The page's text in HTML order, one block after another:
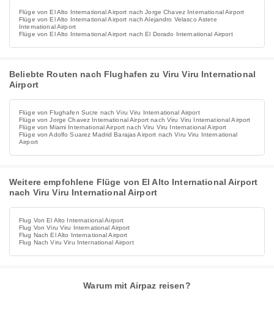
Flüge von El Alto International Airport nach Jorge Chavez International Airport
Flüge von El Alto International Airport nach Alejandro Velasco Astete
International Airport
Flüge von El Alto International Airport nach El Dorado International Airport
Beliebte Routen nach Flughafen zu Viru Viru International
Airport
Flüge von Flughafen Sucre nach Viru Viru International Airport
Flüge von Jorge Chavez International Airport nach Viru Viru International Airport
Flüge von Miami International Airport nach Viru Viru International Airport
Flüge von Adolfo Suarez Madrid Barajas Airport nach Viru Viru International
Airport
Weitere empfohlene Flüge von El Alto International Airport
nach Viru Viru International Airport
Flug Von El Alto International Airport
Flug Von Viru Viru International Airport
Flug Nach El Alto International Airport
Flug Nach Viru Viru International Airport
Warum mit Airpaz reisen?